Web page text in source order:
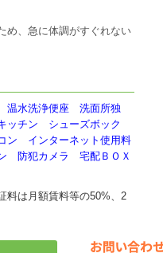
め、急に体調がすぐれない
水洗浄便座 洗面所独
チン シューズボック
インターネット使用料
防犯カメラ 宅配ＢＯＸ
料は月額賃料等の50%、2